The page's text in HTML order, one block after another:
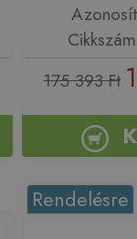
175 393 Ft
Rendelésre